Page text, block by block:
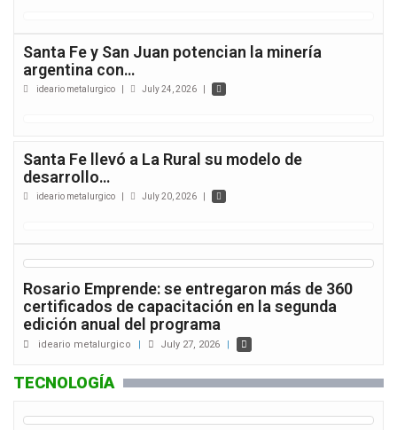
Santa Fe y San Juan potencian la minería
argentina con…
ideario metalurgico July 24, 2026
Santa Fe llevó a La Rural su modelo de
desarrollo…
ideario metalurgico July 20, 2026
Rosario Emprende: se entregaron más de 360
certificados de capacitación en la segunda
edición anual del programa
ideario metalurgico | July 27, 2026 |
TECNOLOGÍA